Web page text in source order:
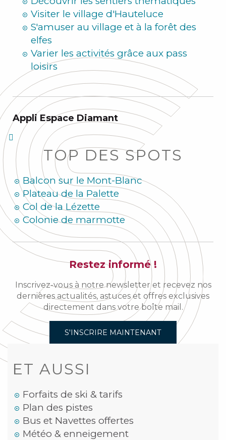
Visiter le village d'Hauteluce
S'amuser au village et à la forêt des
elfes
Varier les activités grâce aux pass
loisirs
Appli Espace Diamant
TOP DES SPOTS
Balcon sur le Mont-Blanc
Plateau de la Palette
Col de la Lézette
Colonie de marmotte
Restez informé !
Inscrivez-vous à notre newsletter et recevez nos
dernières actualités, astuces et offres exclusives
directement dans votre boîte mail.
S'INSCRIRE MAINTENANT
ET AUSSI
Forfaits de ski & tarifs
Plan des pistes
Bus et Navettes offertes
Météo & enneigement